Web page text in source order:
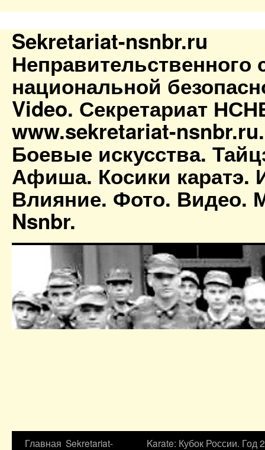
Sekretariat-nsnbr.ru
Неправительственного
национальной
Video. Секретариат
www.sekretariat-
Боевые искусства.
Афиша. Косики каратэ.
Влияние. Фото. Видео.
Nsnbr.
Главная Sekretariat-
Karate: Кубок России. Год